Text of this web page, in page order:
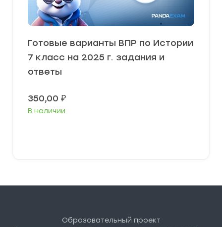
Готовые варианты ВПР по Истории
7 класс на 2025 г. задания и
ответы
350,00 ₽
В наличии
Образовательный проект